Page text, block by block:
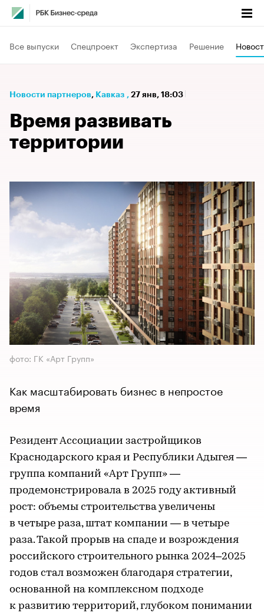
Все выпуски Спецпроект Экспертиза Решение
Новости партнеров⁠, Кавказ , 27 янв, 18:03
Время развивать
территории
фото: ГК «Арт Групп»
Как масштабировать бизнес в непростое
время
Резидент Ассоциации застройщиков
Краснодарского края и Республики Адыгея —
группа компаний «Арт Групп» —
продемонстрировала в 2025 году активный
рост: объемы строительства увеличены
в четыре раза, штат компании — в четыре
раза. Такой прорыв на спаде и возрождения
российского строительного рынка 2024–2025
годов стал возможен благодаря стратегии,
основанной на комплексном подходе
к развитию территорий, глубоком понимании